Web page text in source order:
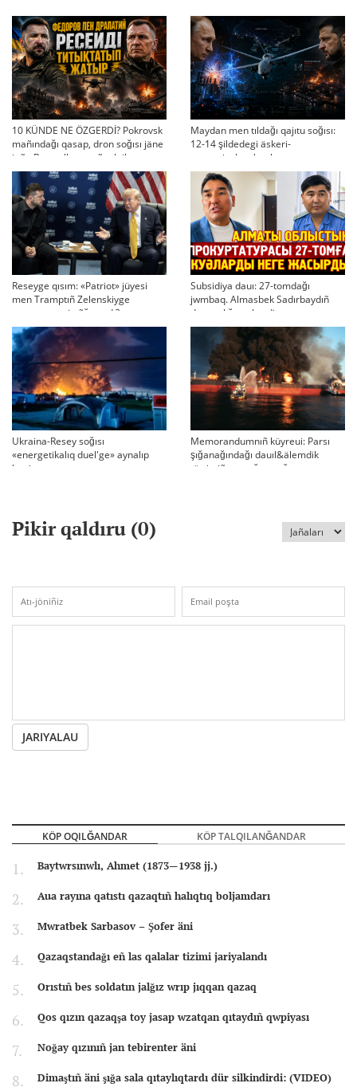
10 KÜNDE NE ÖZGERDİ? Pokrovsk
mañındağı qasap, dron soğısı jäne
jaña Bas qolbasşınıñ taktikası
Maydan men tıldağı qajıtu soğısı:
12-14 şildedegi äskeri-
strategiyalıq ahual
Reseyge qısım: «Patriot» jüyesi
men Tramptıñ Zelenskiyge
maqtauı neni añğartadı?
Subsidiya dauı: 27-tomdağı
jwmbaq. Almasbek Sadırbaydıñ
densaulığı sır berdi
Ukraina-Resey soğısı
«energetikalıq duel'ge» aynalıp
ketti
Memorandumnıñ küyreui: Parsı
şığanağındağı dauıl&älemdik
tärtiptiñ sın sağatı soğıp twr
Pikir qaldıru (0)
JARIYALAU
KÖP OQILĞANDAR KÖP TALQILANĞANDAR
Baytwrsınwlı, Ahmet (1873—1938 jj.)
Aua rayına qatıstı qazaqtıñ halıqtıq boljamdarı
Mwratbek Sarbasov – Şofer äni
Qazaqstandağı eñ las qalalar tizimi jariyalandı
Orıstıñ bes soldatın jalğız wrıp jıqqan qazaq
Qos qızın qazaqşa toy jasap wzatqan qıtaydıñ qwpiyası
Noğay qızınıñ jan tebirenter äni
Dimaştıñ äni şığa sala qıtaylıqtardı dür silkindirdi: (VIDEO)